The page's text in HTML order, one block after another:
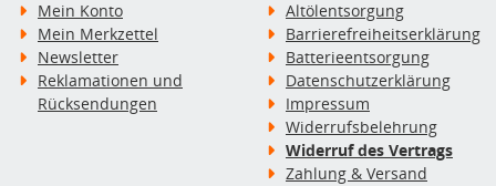
Mein Konto
Mein Merkzettel
Newsletter
Reklamationen und
Rücksendungen
Altölentsorgung
Barrierefreiheitserklärung
Batterieentsorgung
Datenschutzerklärung
Impressum
Widerrufsbelehrung
Widerruf des Vertrags
Zahlung & Versand